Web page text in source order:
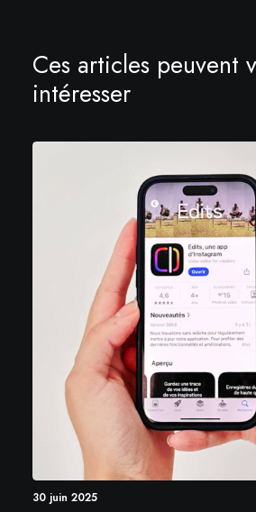
Ces articles peuvent
intéresser
30 juin 2025